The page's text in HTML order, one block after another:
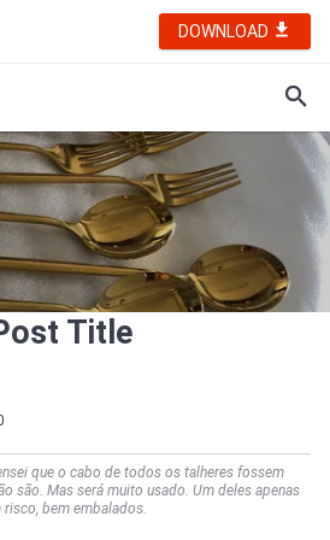
DOWNLOAD
Title
que o cabo de todos os talheres fossem
são. Mas será muito usado. Um deles apenas
risco, bem embalados.